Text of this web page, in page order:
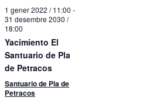
1 gener 2022 / 11:00 -
31 desembre 2030 /
18:00
Yacimiento El
Santuario de Pla
de Petracos
Santuario de Pla de
Petracos